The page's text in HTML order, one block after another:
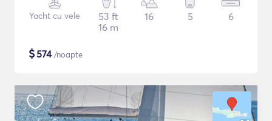
Yacht cu vele
53 ft
16 m
16 5 6
$574/noapte